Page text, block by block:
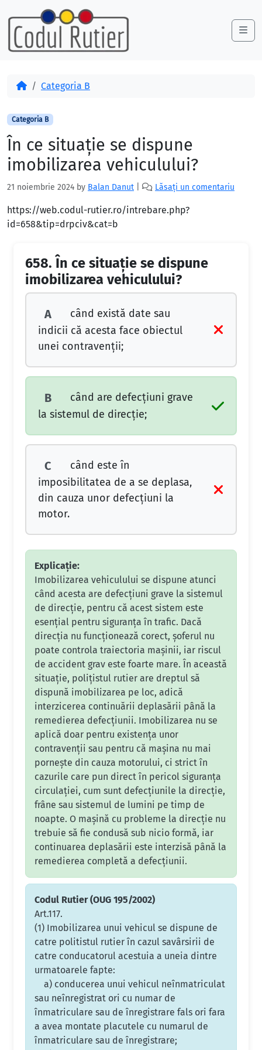
Skip to content
Skip to footer
AcasăCategoria B
Categoria B
În ce situaţie se dispune
imobilizarea vehiculului?
21 noiembrie 2024 by Balan Danut Lăsați un comentariu
https://web.codul-rutier.ro/intrebare.php?
id=658&tip=drpciv&cat=b
658. În ce situaţie se dispune
imobilizarea vehiculului?
A
când există date sau
indicii că acesta face obiectul
unei contravenţii;
B
când are defecţiuni grave
la sistemul de direcţie;
C
când este în
imposibilitatea de a se deplasa,
din cauza unor defecţiuni la
motor.
Explicație:
Imobilizarea vehiculului se dispune atunci
când acesta are defecțiuni grave la sistemul
de direcție, pentru că acest sistem este
esențial pentru siguranța în trafic. Dacă
direcția nu funcționează corect, șoferul nu
poate controla traiectoria mașinii, iar riscul
de accident grav este foarte mare. În această
situație, polițistul rutier are dreptul să
dispună imobilizarea pe loc, adică
interzicerea continuării deplasării până la
remedierea defecțiunii. Imobilizarea nu se
aplică doar pentru existența unor
contravenții sau pentru că mașina nu mai
pornește din cauza motorului, ci strict în
cazurile care pun direct în pericol siguranța
circulației, cum sunt defecțiunile la direcție,
frâne sau sistemul de lumini pe timp de
noapte. O mașină cu probleme la direcție nu
trebuie să fie condusă sub nicio formă, iar
continuarea deplasării este interzisă până la
remedierea completă a defecțiunii.
Codul Rutier (OUG 195/2002)
Art.117.
(1) Imobilizarea unui vehicul se dispune de
catre politistul rutier în cazul savârsirii de
catre conducatorul acestuia a uneia dintre
urmatoarele fapte:
a) conducerea unui vehicul neînmatriculat
sau neînregistrat ori cu numar de
înmatriculare sau de înregistrare fals ori fara
a avea montate placutele cu numarul de
înmatriculare sau de înregistrare;